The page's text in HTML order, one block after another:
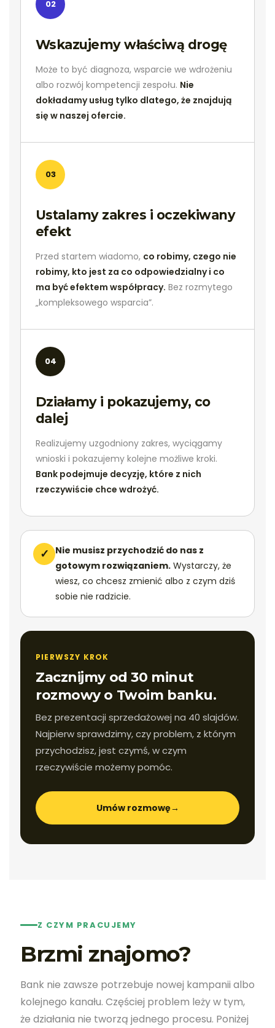
02
Wskazujemy właściwą drogę
Może to być diagnoza, wsparcie we wdrożeniu
albo rozwój kompetencji zespołu. Nie
dokładamy usług tylko dlatego, że znajdują
się w naszej ofercie.
03
Ustalamy zakres i oczekiwany
efekt
Przed startem wiadomo, co robimy, czego nie
robimy, kto jest za co odpowiedzialny i co
ma być efektem współpracy. Bez rozmytego
„kompleksowego wsparcia”.
04
Działamy i pokazujemy, co
dalej
Realizujemy uzgodniony zakres, wyciągamy
wnioski i pokazujemy kolejne możliwe kroki.
Bank podejmuje decyzję, które z nich
rzeczywiście chce wdrożyć.
✓
Nie musisz przychodzić do nas z
gotowym rozwiązaniem. Wystarczy, że
wiesz, co chcesz zmienić albo z czym dziś
sobie nie radzicie.
PIERWSZY KROK
Zacznijmy od 30 minut
rozmowy o Twoim banku.
Bez prezentacji sprzedażowej na 40 slajdów.
Najpierw sprawdzimy, czy problem, z którym
przychodzisz, jest czymś, w czym
rzeczywiście możemy pomóc.
Umów rozmowę→
Z CZYM PRACUJEMY
Brzmi znajomo?
Bank nie zawsze potrzebuje nowej kampanii albo
kolejnego kanału. Częściej problem leży w tym,
że działania nie tworzą jednego procesu. Poniżej